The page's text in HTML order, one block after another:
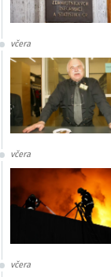
včera
včera
včera